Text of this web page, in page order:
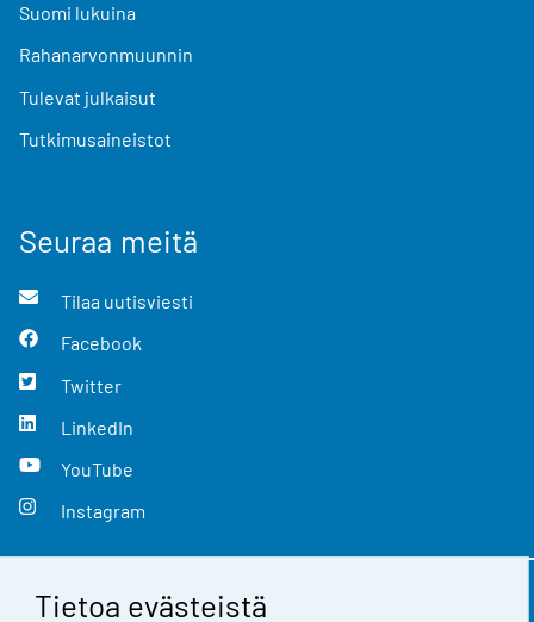
Tietoa evästeistä
Suomi lukuina
Rahanarvonmuunnin
Tulevat julkaisut
Tutkimusaineistot
Seuraa meitä
Tilaa uutisviesti
Facebook
Twitter
LinkedIn
YouTube
Instagram
Yhteystiedot